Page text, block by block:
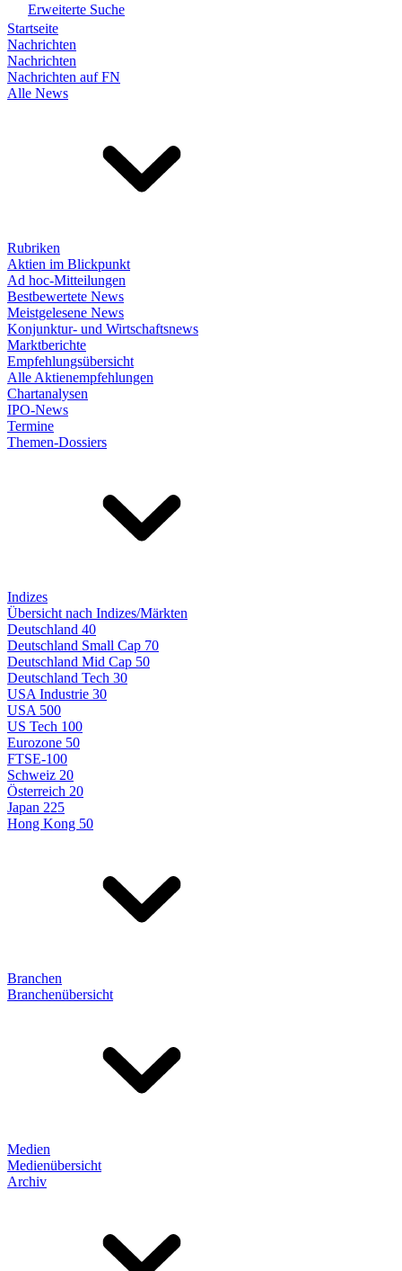
Erweiterte Suche
Startseite
Nachrichten
Nachrichten
Nachrichten auf FN
Alle News
Rubriken
Aktien im Blickpunkt
Ad hoc-Mitteilungen
Bestbewertete News
Meistgelesene News
Konjunktur- und Wirtschaftsnews
Marktberichte
Empfehlungsübersicht
Alle Aktienempfehlungen
Chartanalysen
IPO-News
Termine
Themen-Dossiers
Indizes
Übersicht nach Indizes/Märkten
Deutschland 40
Deutschland Small Cap 70
Deutschland Mid Cap 50
Deutschland Tech 30
USA Industrie 30
USA 500
US Tech 100
Eurozone 50
FTSE-100
Schweiz 20
Österreich 20
Japan 225
Hong Kong 50
Branchen
Branchenübersicht
Medien
Medienübersicht
Archiv